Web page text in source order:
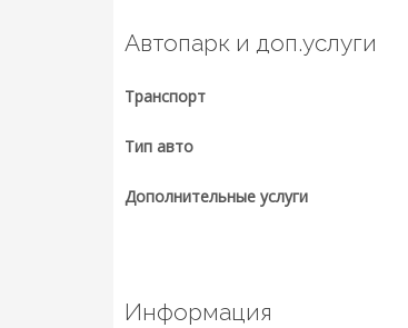
Автопарк и доп.услуги
Транспорт
Тип авто
Дополнительные услуги
Информация